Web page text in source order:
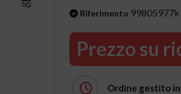
Riferimento 99805977k
Prezzo su
Ordine gestito in